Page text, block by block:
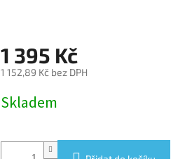
1 395 Kč
1 152,89 Kč bez DPH
cena:
Skladem